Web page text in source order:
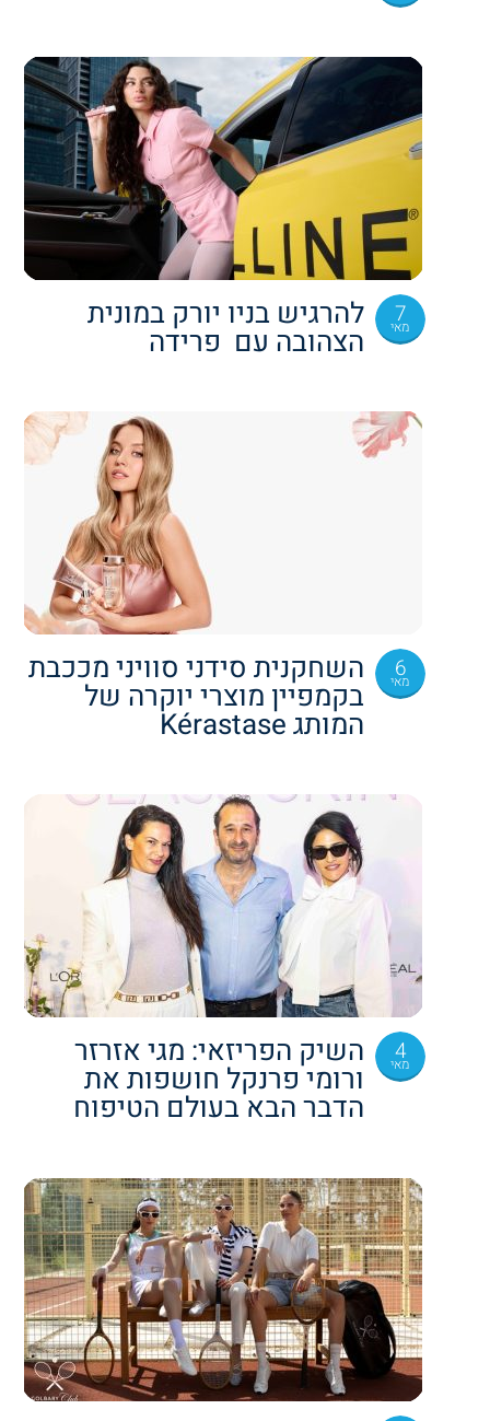
7
מאי להרגיש בניו יורק במונית
הצהובה עם פרידה
6
מאי השחקנית סידני סוויני מככבת
בקמפיין מוצרי יוקרה של
המותג Kérastase
4
מאי השיק הפריזאי: מגי אזרזר
ורומי פרנקל חושפות את
הדבר הבא בעולם הטיפוח